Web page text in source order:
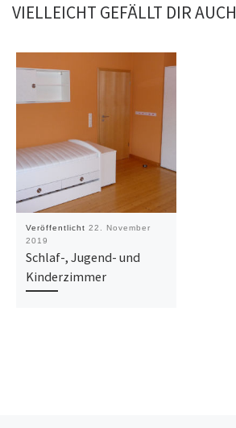
VIELLEICHT GEFÄLLT DIR AUCH
Veröffentlicht 22. November
2019
Schlaf-, Jugend- und
Kinderzimmer